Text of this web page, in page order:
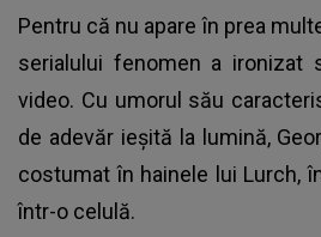
Pentru că nu apare în prea
serialului fenomen a ironizat
video. Cu umorul său
de adevăr ieșită la lumină,
costumat în hainele lui Lurch,
într-o celulă.